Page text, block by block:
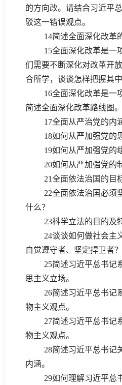
的方向改。请结合习近平
驳这一错误观点。
14简述全面深化改革
15全面深化改革是一
们需要不断深化对改革开
合所学，谈谈怎样把握其中
16全面深化改革是一
简述全面深化改革路线图。
17全面从严治党的内
18如何从严加强党的
19如何从严加强党的
20如何从严加强党的
21全面依法治国的目
22全面依法治国必须
什么？
23科学立法的目的及
24谈谈如何做社会主
自觉遵守者、坚定捍卫者？
25简述习近平总书记
思主义立场。
26简述习近平总书记
物主义观点。
27简述习近平总书记
物主义观点。
28简述习近平总书记
内涵。
29如何理解习近平总